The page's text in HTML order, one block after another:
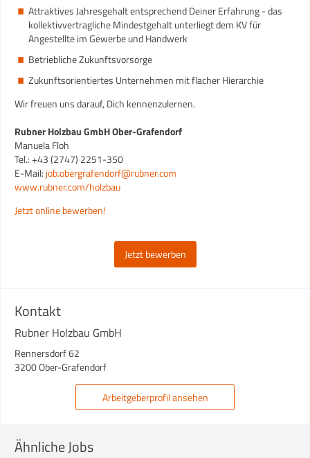
Attraktives Jahresgehalt entsprechend Deiner Erfahrung - das
kollektivvertragliche Mindestgehalt unterliegt dem KV für
Angestellte im Gewerbe und Handwerk
Betriebliche Zukunftsvorsorge
Zukunftsorientiertes Unternehmen mit flacher Hierarchie
Wir freuen uns darauf, Dich kennenzulernen.
Rubner Holzbau GmbH Ober-Grafendorf
Manuela Floh
Tel.: +43 (2747) 2251-350
E-Mail: job.obergrafendorf@rubner.com
www.rubner.com/holzbau
Jetzt online bewerben!
Jetzt bewerben
Kontakt
Rubner Holzbau GmbH
Rennersdorf 62
3200 Ober-Grafendorf
Arbeitgeberprofil ansehen
Ähnliche Jobs